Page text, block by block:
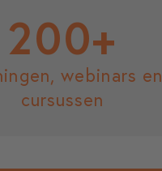
200+
webinars en
cursussen